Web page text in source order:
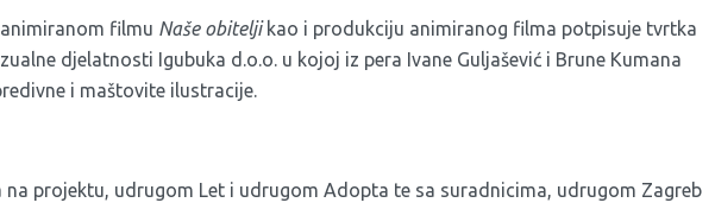
filmu Naše obiteljikao i produkciju animiranog filma potpisuje tvrtka
djelatnosti Igubuka d.o.o. u kojoj iz pera Ivane Guljašević i Brune Kumana
i maštovite ilustracije.
na projektu, udrugom Let i udrugom Adopta te sa suradnicima, udrugom Zagreb